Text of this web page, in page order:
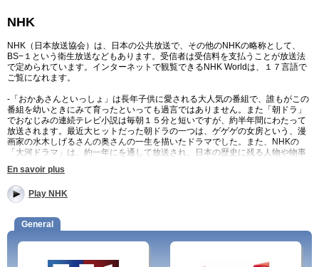
NHK
NHK（日本放送協会）は、日本の公共放送で、その他のNHKの略称として、
BS−１という衛生放送などもあります。受信者は受信料を支払うことが放送法
で定められています。インターネットで観覧できるNHK Worldは、１７言語で
ご覧になれます。
-「おかあさんといっしょ」は長年子供に愛される大人気の番組で、誰もがこの
番組を幼いときにみて育ったといっても過言ではありません。また「朝ドラ」
でおなじみの連続テレビ小説は毎朝１５分と短いですが、約半年間にわたって
放送されます。最近大ヒットだった朝ドラの一つは、ゲゲゲの女房という、漫
画家の水木しげるさんの奥さんの一生を描いたドラマでした。また、NHKの
「大河ドラマ」は、約一年にを通して放送され、日本の歴史に残る人物や物事
する番組です。また、「ためしてガッテン」はお茶の間に大人気の番組で、毎
回目からうろこな生活に役立つ料理や美容また健康の情報満載な生活情報番組
です。
オンライン 視聴 無料 テレビ 番組 NHK ニュース 報道 バラエティ
プログラム: 青山ワンセグ開発 補欠ヒーローＭＥＧＡ３, NHK, アニメーショ
En savoir plus
Play NHK
General